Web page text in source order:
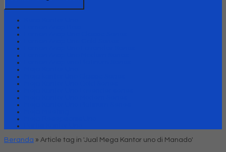
Beranda » Article tag in 'Jual Mega Kantor uno di Manado'